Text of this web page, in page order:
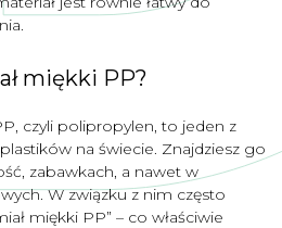
miękki PP?
czyli polipropylen, to jeden z
na świecie. Znajdziesz go
zabawkach, a nawet w
W związku z nim często
miękki PP” – co właściwie